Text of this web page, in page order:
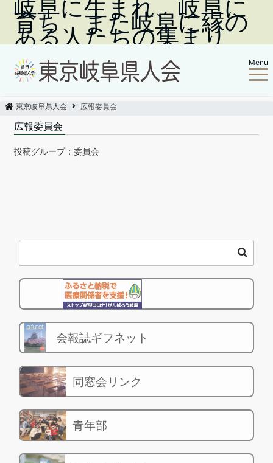
岐阜に生まれ、岐阜に
育ち、また岐阜に縁の
ある人たちの集まり
Menu
東京岐阜県人会 広報委員会
広報委員会
投稿グループ：委員会
会報誌ギフネット
同窓会リンク
青年部